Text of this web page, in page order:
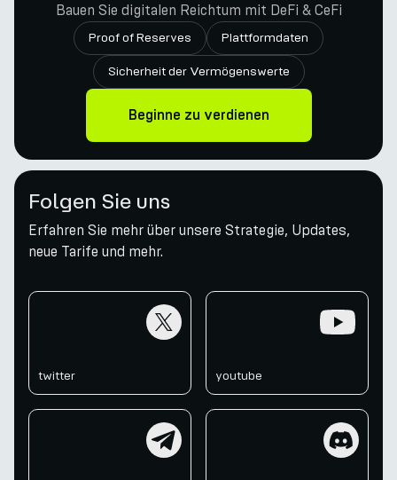
Bauen Sie digitalen Reichtum mit DeFi & CeFi
Proof of Reserves Plattformdaten
Sicherheit der Vermögenswerte
Beginne zu verdienen
Folgen Sie uns
Erfahren Sie mehr über unsere Strategie, Updates,
neue Tarife und mehr.
twitter youtube